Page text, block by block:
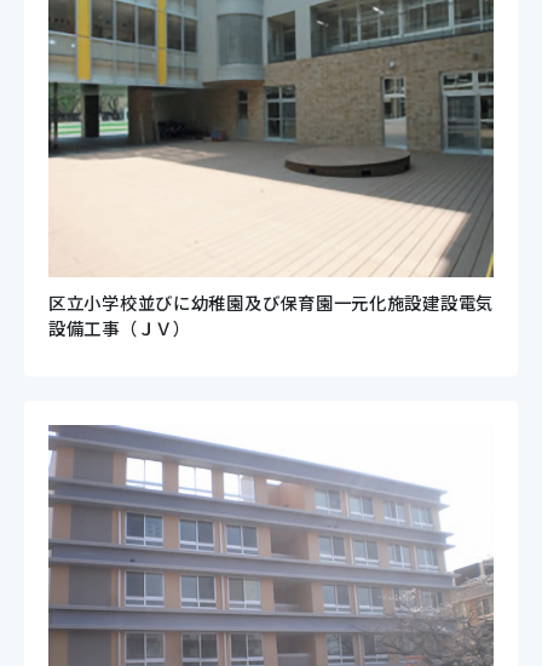
区立小学校並びに幼稚園及び保育園一元化施設建設電気
設備工事（ＪＶ）